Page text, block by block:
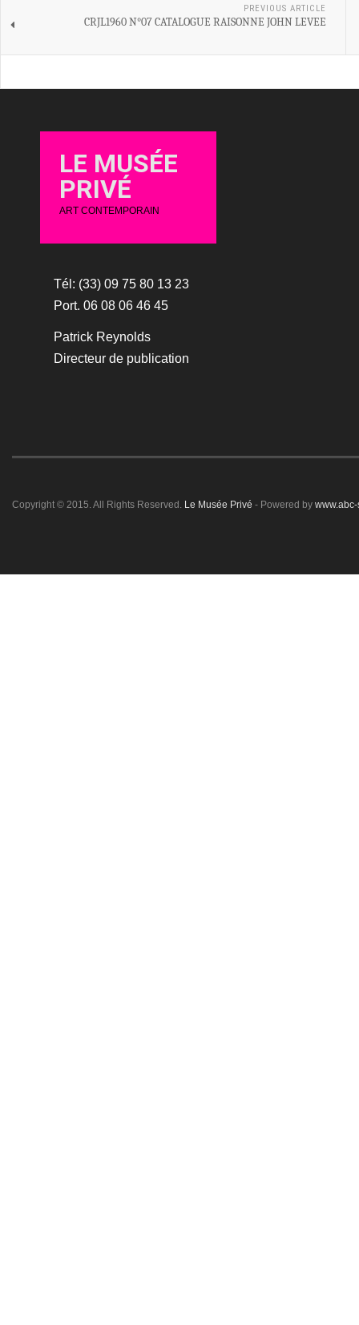
PREVIOUS ARTICLE
CRJL1960 N°07 CATALOGUE RAISONNE JOHN LEVEE
LE MUSÉE
PRIVÉ
ART CONTEMPORAIN
Tél: (33) 09 75 80 13 23
Port. 06 08 06 46 45
Patrick Reynolds
Directeur de publication
Copyright © 2015. All Rights Reserved. Le Musée Privé - Powered by